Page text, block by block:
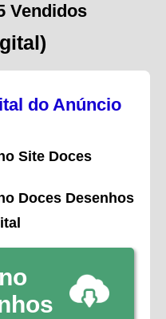
Vendidos
do Anúncio
Site Doces
Doces Desenhos